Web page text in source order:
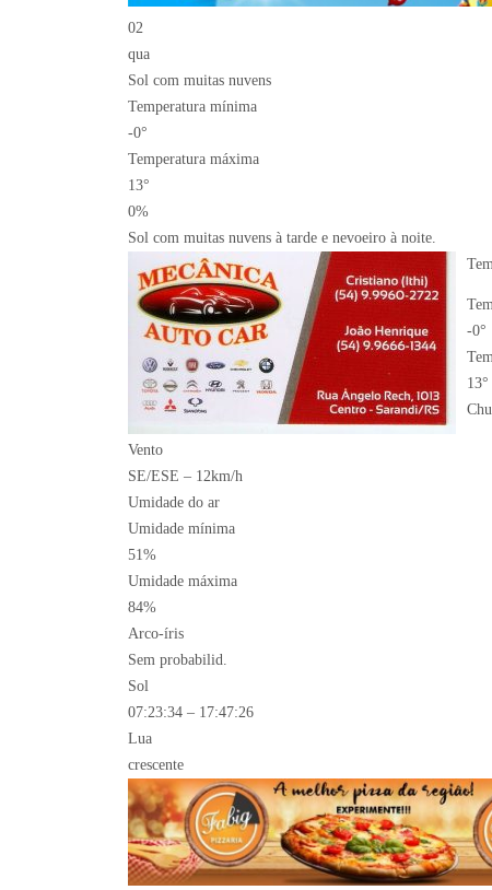
02
qua
Sol com muitas nuvens
Temperatura mínima
-0°
Temperatura máxima
13°
0%
Sol com muitas nuvens à tarde e nevoeiro à noite.
-0°
13°
Vento
SE/ESE – 12km/h
Umidade do ar
Umidade mínima
51%
Umidade máxima
84%
Arco-íris
Sem probabilid.
Sol
07:23:34 – 17:47:26
Lua
crescente